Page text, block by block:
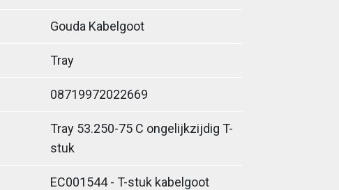
Gouda Kabelgoot
Tray
08719972022669
Tray 53.250-75 C ongelijkzijdig T-
stuk
EC001544 - T-stuk kabelgoot